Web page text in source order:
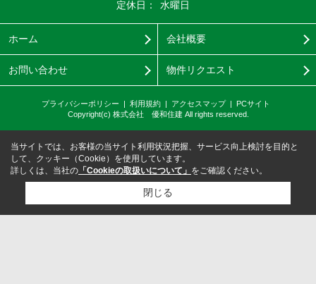
定休日：
水曜日
ホーム 会社概要
お問い合わせ 物件リクエスト
プライバシーポリシー 利用規約 アクセスマップ
PCサイト
Copyright(c) 株式会社 優和住建 All rights reserved.
当サイトでは、お客様の当サイト利用状況把握、サービス向上検討を目的と
して、クッキー（Cookie）を使用しています。
詳しくは、当社の 「Cookieの取扱いについて」 をご確認ください。
閉じる